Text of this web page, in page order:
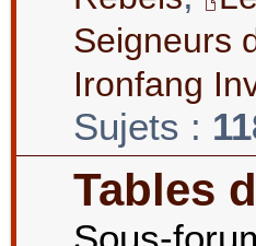
Seigneurs
Ironfang
Sujets :
Tables